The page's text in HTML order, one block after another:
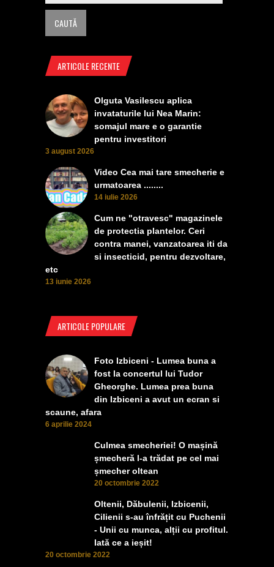
ARTICOLE RECENTE
Olguta Vasilescu aplica
invataturile lui Nea Marin:
somajul mare e o garantie
pentru investitori
3 august 2026
Video Cea mai tare smecherie e
urmatoarea ........
14 iulie 2026
Cum ne "otravesc" magazinele
de protectia plantelor. Ceri
contra manei, vanzatoarea iti da
si insecticid, pentru dezvoltare,
etc
13 iunie 2026
ARTICOLE POPULARE
Foto Izbiceni - Lumea buna a
fost la concertul lui Tudor
Gheorghe. Lumea prea buna
din Izbiceni a avut un ecran si
scaune, afara
6 aprilie 2024
Culmea smecheriei! O mașină
șmecheră l-a trădat pe cel mai
șmecher oltean
20 octombrie 2022
Oltenii, Dăbulenii, Izbicenii,
Cilienii s-au înfrățit cu Puchenii
- Unii cu munca, alții cu profitul.
Iată ce a ieșit!
20 octombrie 2022